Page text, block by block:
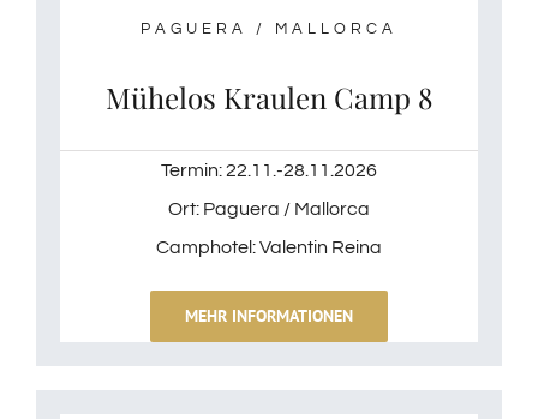
PAGUERA / MALLORCA
Mühelos Kraulen Camp 8
Termin: 22.11.-28.11.2026
Ort: Paguera / Mallorca
Camphotel: Valentin Reina
MEHR INFORMATIONEN